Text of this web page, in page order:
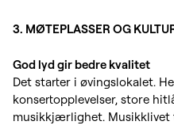
3. MØTEPLASSER OG
God lyd gir bedre kvalitet
Det starter i øvingslokalet.
konsertopplevelser, store
musikkjærlighet.